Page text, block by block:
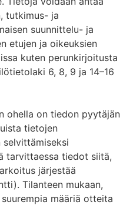
tutkimus- ja
suunnittelu- ja
etujen ja oikeuksien
kuten perunkirjoitusta
6, 8, 9 ja 14–16
ohella on tiedon pyytäjän
tietojen
tarvittaessa tiedot siitä,
järjestää
Tilanteen mukaan,
määriä otteita